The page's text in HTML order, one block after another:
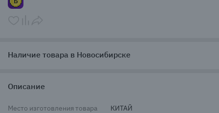
Наличие товара в Новосибирске
Описание
Место изготовления товара
КИТАЙ